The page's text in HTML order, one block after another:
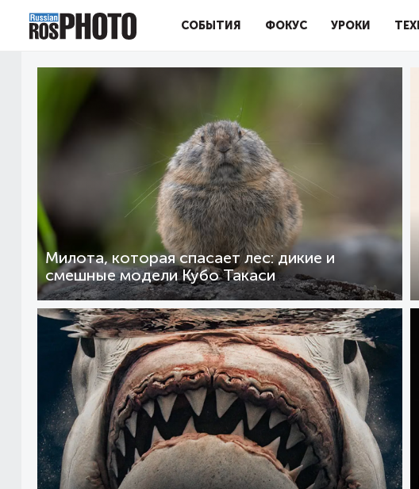
СОБЫТИЯ ФОКУС УРОКИ
Милота, которая спасает лес: дикие и
смешные модели Кубо Такаси